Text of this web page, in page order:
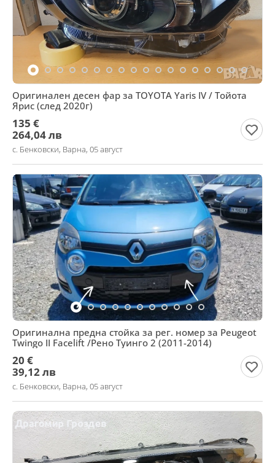
Оригинален десен фар за TOYOTA Yaris IV / Тойота
Ярис (след 2020г)
135 €
264,04 лв
с. Бенковски, Варна, 05 август
Оригинална предна стойка за рег. номер за Peugeot
Twingo II Facelift /Рено Туинго 2 (2011-2014)
20 €
39,12 лв
с. Бенковски, Варна, 05 август